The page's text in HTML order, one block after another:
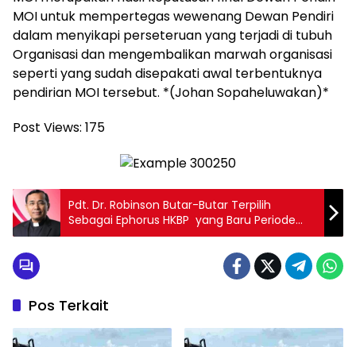
MOI untuk mempertegas wewenang Dewan Pendiri
dalam menyikapi perseteruan yang terjadi di tubuh
Organisasi dan mengembalikan marwah organisasi
seperti yang sudah disepakati awal terbentuknya
pendirian MOI tersebut. *(Johan Sopaheluwakan)*
Post Views: 175
Pdt. Dr. Robinson Butar-Butar Terpilih
Sebagai Ephorus HKBP yang Baru Periode
2020-2024
Pos Terkait